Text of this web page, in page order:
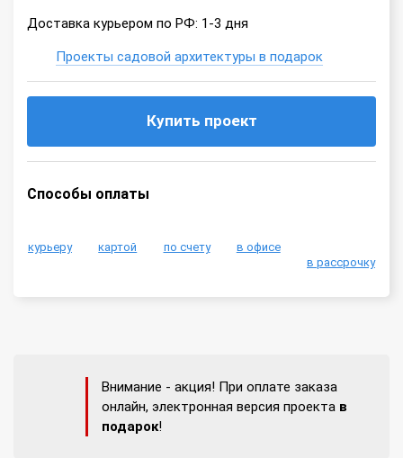
Доставка курьером по РФ: 1-3 дня
Проекты садовой архитектуры в подарок
Купить проект
Способы оплаты
курьеру картой по счету
в офисе
в рассрочку
Внимание - акция! При оплате заказа
онлайн, электронная версия проекта в
подарок!